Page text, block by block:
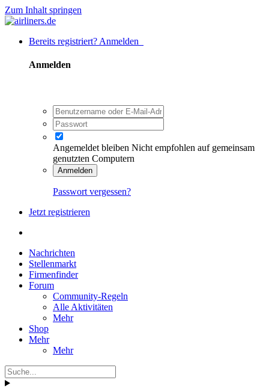
Zum Inhalt springen
Bereits registriert? Anmelden
Anmelden
Angemeldet bleiben Nicht empfohlen auf gemeinsam
genutzten Computern
Anmelden
Passwort vergessen?
Jetzt registrieren
Nachrichten
Stellenmarkt
Firmenfinder
Forum
Community-Regeln
Alle Aktivitäten
Mehr
Shop
Mehr
Mehr